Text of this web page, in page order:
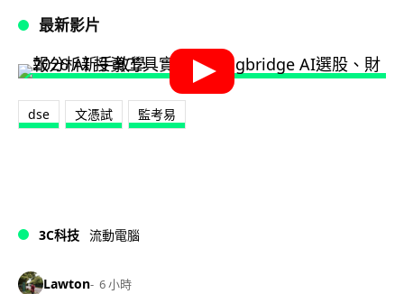
最新影片
dse 文憑試 監考易
3C科技 流動電腦
Lawton 6 小時